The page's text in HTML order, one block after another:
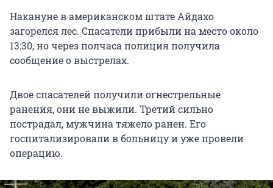
Накануне в американском штате Айдахо
загорелся лес. Спасатели прибыли на место около
13:30, но через полчаса полиция получила
сообщение о выстрелах.
Двое спасателей получили огнестрельные
ранения, они не выжили. Третий сильно
пострадал, мужчина тяжело ранен. Его
госпитализировали в больницу и уже провели
операцию.